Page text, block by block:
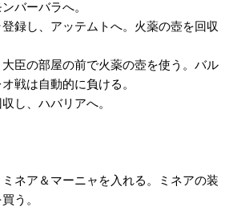
バーバラへ。
録し、アッテムトへ。火薬の壺を回収
臣の部屋の前で火薬の壺を使う。バル
戦は自動的に負ける。
し、ハバリアへ。
ネア＆マーニャを入れる。ミネアの装
う。